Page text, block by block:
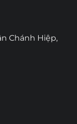
Chánh Hiệp,